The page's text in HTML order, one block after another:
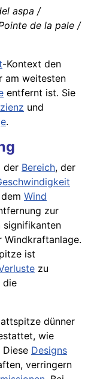
aspa /
de la pale /
-Kontext den
am weitesten
entfernt ist. Sie
und
.
der Bereich, der
Wind
zur
signifikanten
Windkraftanlage.
ist
zu
die
dünner
wie
Designs
verringern